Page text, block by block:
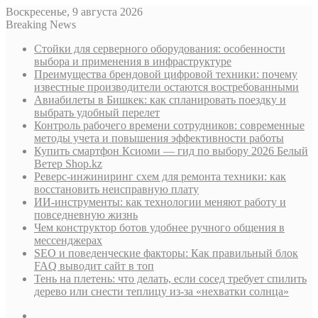
Воскресенье, 9 августа 2026
Breaking News
Стойки для серверного оборудования: особенности
выбора и применения в инфраструктуре
Преимущества брендовой цифровой техники: почему
известные производители остаются востребованными
Авиабилеты в Бишкек: как спланировать поездку и
выбрать удобный перелет
Контроль рабочего времени сотрудников: современные
методы учета и повышения эффективности работы
Купить смартфон Ксиоми — гид по выбору 2026 Белый
Ветер Shop.kz
Реверс-инжиниринг схем для ремонта техники: как
восстановить неисправную плату
ИИ-инструменты: как технологии меняют работу и
повседневную жизнь
Чем конструктор ботов удобнее ручного общения в
мессенджерах
SEO и поведенческие факторы: Как правильный блок
FAQ выводит сайт в топ
Тень на плетень: что делать, если сосед требует спилить
дерево или снести теплицу из-за «нехватки солнца»